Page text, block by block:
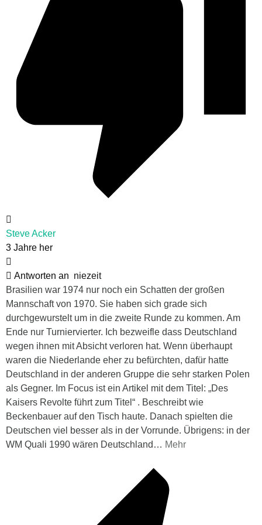
Steve Acker
3 Jahre her
Antworten an niezeit
Brasilien war 1974 nur noch ein Schatten der großen
Mannschaft von 1970. Sie haben sich grade sich
durchgewurstelt um in die zweite Runde zu kommen. Am
Ende nur Turniervierter. Ich bezweifle dass Deutschland
wegen ihnen mit Absicht verloren hat. Wenn überhaupt
waren die Niederlande eher zu befürchten, dafür hatte
Deutschland in der anderen Gruppe die sehr starken Polen
als Gegner. Im Focus ist ein Artikel mit dem Titel: „Des
Kaisers Revolte führt zum Titel“ . Beschreibt wie
Beckenbauer auf den Tisch haute. Danach spielten die
Deutschen viel besser als in der Vorrunde. Übrigens: in der
WM Quali 1990 wären Deutschland … Mehr